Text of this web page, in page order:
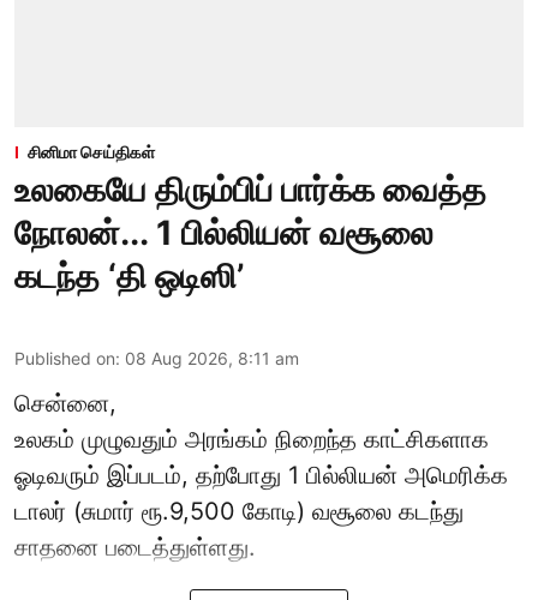
சினிமா செய்திகள்
உலகையே திரும்பிப் பார்க்க வைத்த
நோலன்... 1 பில்லியன் வசூலை
கடந்த ‘தி ஒடிஸி’
Published on: 08 Aug 2026, 8:11 am
சென்னை,
உலகம் முழுவதும் அரங்கம் நிறைந்த காட்சிகளாக
ஓடிவரும் இப்படம், தற்போது 1 பில்லியன் அமெரிக்க
டாலர் (சுமார் ரூ.9,500 கோடி) வசூலை கடந்து
சாதனை படைத்துள்ளது.